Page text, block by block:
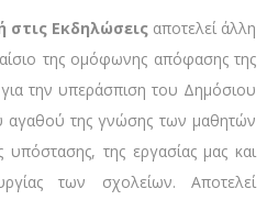
στις Εκδηλώσεις αποτελεί άλλη
της ομόφωνης απόφασης της
την υπεράσπιση του Δημόσιου
αγαθού της γνώσης των μαθητών
υπόστασης, της εργασίας μας και
των σχολείων. Αποτελεί